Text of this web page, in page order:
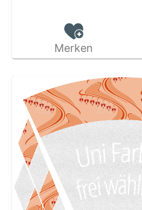
Merken